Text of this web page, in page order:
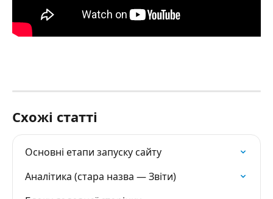
Схожі статті
Основні етапи запуску сайту
Аналітика (стара назва — Звіти)